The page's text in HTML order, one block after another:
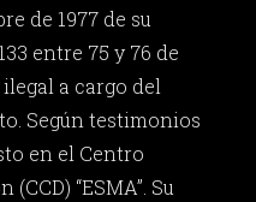
de 1977 de su
entre 75 y 76 de
a cargo del
Según testimonios
en el Centro
“ESMA”. Su